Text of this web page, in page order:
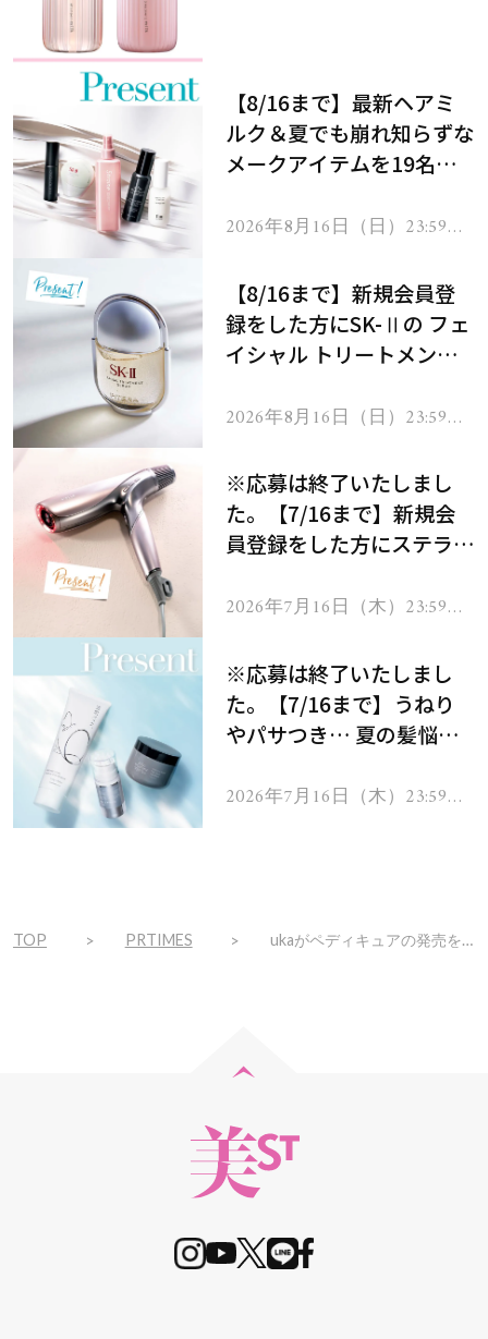
【8/16まで】最新ヘアミ
ルク＆夏でも崩れ知らずな
メークアイテムを19名様
2026年8月16日（日）23:59ま
【8/16まで】新規会員登
録をした方にSK-Ⅱの フェ
イシャル トリートメント
2026年8月16日（日）23:59ま
※応募は終了いたしまし
た。【7/16まで】新規会
員登録をした方にステラボ
ヘアドライヤー ジュエル
2026年7月16日（木）23:59ま
※応募は終了いたしまし
た。【7/16まで】うねり
やパサつき… 夏の髪悩み
ムを13名様にプレゼン
2026年7月16日（木）23:59ま
TOP PRTIMES ukaがペディキュアの発売を記念したキャンペーンを実施。6月7日（日）から購入者へ数量限定でトゥセパレーターをプレゼント！